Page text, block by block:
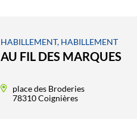
HABILLEMENT, HABILLEMENT
AU FIL DES MARQUES
place des Broderies
78310 Coignières